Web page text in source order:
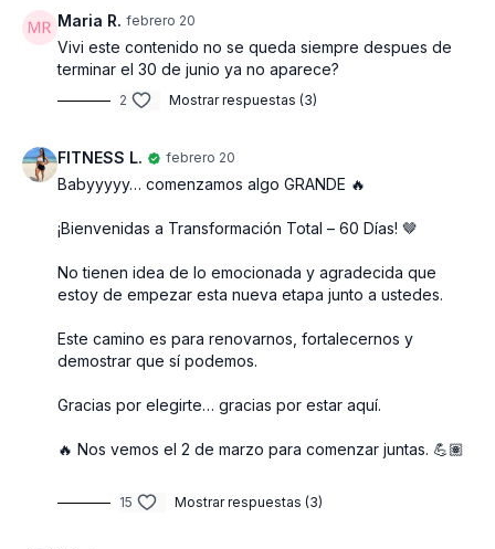
Todos los entrenamientos estarán organizados por días y
semanas dentro de la plataforma (Website y App), para que
simplemente ingreses a ( Mi Biblioteca ) y sigas el plan paso a
paso durante todo el programa.
Las primeras 200 personas en inscribirse recibirán:
durante las primeras 48 horas)
Después de las primeras 48 horas, el precio regular será de
Solo las primeras 200 personas obtendrán el descuento y la
doble oportunidad de ganar.
PREMIOS OFICIALES
Este reto incluye 18 premios reales con más de $3,700 USD
Maria R. febrero 20
Vivi este contenido no se queda siempre despues de
terminar el 30 de junio ya no aparece?
2 Mostrar respuestas (3)
FITNESS L. febrero 20
Babyyyyy… comenzamos algo GRANDE 🔥
¡Bienvenidas a Transformación Total – 60 Días! 🤎
No tienen idea de lo emocionada y agradecida que
estoy de empezar esta nueva etapa junto a ustedes.
Este camino es para renovarnos, fortalecernos y
demostrar que sí podemos.
Gracias por elegirte… gracias por estar aquí.
🔥 Nos vemos el 2 de marzo para comenzar juntas. 💪🏽
15 Mostrar respuestas (3)